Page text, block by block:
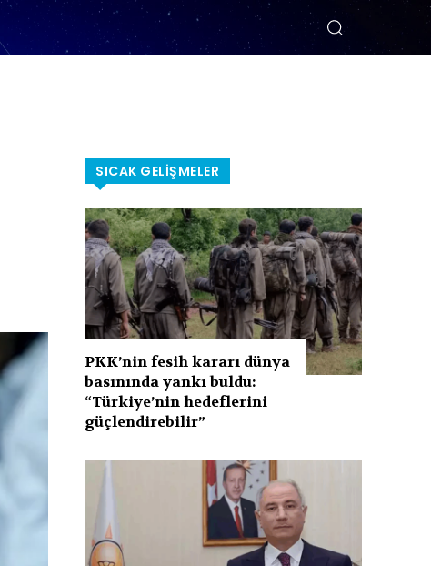
SICAK GELIŞMELER
PKK’nin fesih kararı dünya
basınında yankı buldu:
“Türkiye’nin hedeflerini
güçlendirebilir”